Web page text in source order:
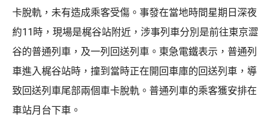
卡脫軌，未有造成乘客受傷。事發在當地時間星期日深夜
約11時，現場是梶谷站附近，涉事列車分別是前往東京澀
谷的普通列車，及一列回送列車。東急電鐵表示，普通列
車進入梶谷站時，撞到當時正在開回車庫的回送列車，導
致回送列車尾部兩個車卡脫軌。普通列車的乘客獲安排在
車站月台下車。